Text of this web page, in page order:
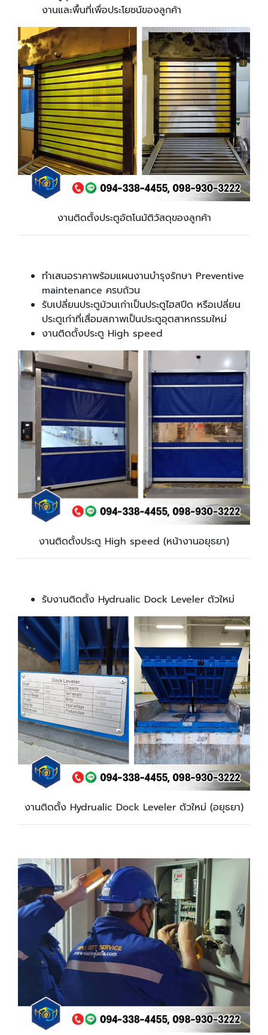
งานและพื้นที่เพื่อประโยชน์ของลูกค้า
งานติดตั้งประตูอัตโนมัติวัสดุของลูกค้า
ทำเสนอราคาพร้อมแผนงานบำรุงรักษา Preventive
maintenance ครบถ้วน
รับเปลี่ยนประตูม้วนเก่าเป็นประตูไฮสปีด หรือเปลี่ยน
ประตูเก่าที่เสื่อมสภาพเป็นประตูอุตสาหกรรมใหม่
งานติดตั้งประตู High speed
งานติดตั้งประตู High speed (หน้างานอยุธยา)
รับงานติดตั้ง Hydrualic Dock Leveler ตัวใหม่
งานติดตั้ง Hydrualic Dock Leveler ตัวใหม่ (อยุธยา)